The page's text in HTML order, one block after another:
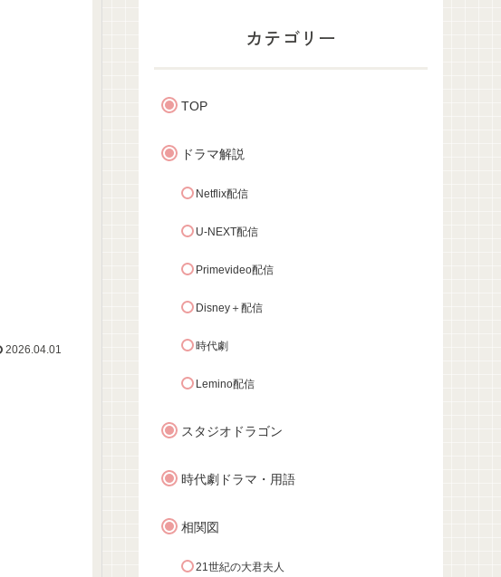
2026.04.01
カテゴリー
TOP
ドラマ解説
Netflix配信
U-NEXT配信
Primevideo配信
Disney＋配信
時代劇
Lemino配信
スタジオドラゴン
時代劇ドラマ・用語
相関図
21世紀の大君夫人